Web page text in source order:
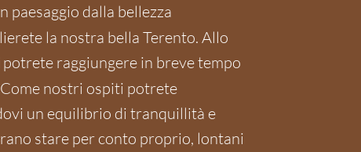
paesaggio dalla bellezza
la nostra bella Terento. Allo
potrete raggiungere in breve tempo
nostri ospiti potrete
un equilibrio di tranquillità e
stare per conto proprio, lontani